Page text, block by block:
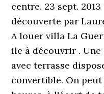
centre. 23 sept.
découverte par
A louer villa La
ile à découvrir .
avec terrasse
convertible. On